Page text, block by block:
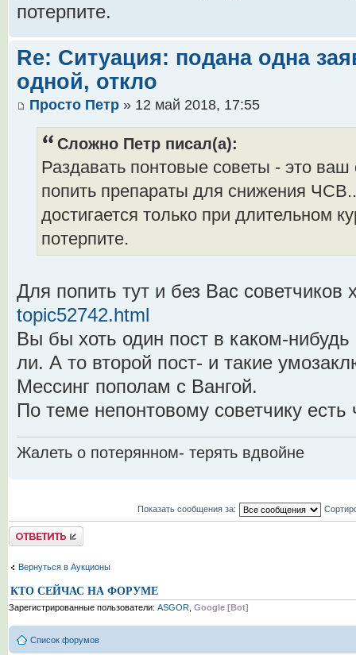
потерпите.
Re: Ситуация: подана одна
одной, откло
Просто Петр » 12 май 2018, 17:55
Сложно Петр писал(а):
Раздавать понтовые советы - это
попить препараты для снижения
достигается только при длительном
потерпите.
Для попить тут и без Вас советчиков
topic52742.html
Вы бы хоть один пост в каком-
ли. А то второй пост- и такие
Мессинг пополам с Вангой.
По теме непонтовому советчику есть
Жалеть о потерянном- терять вдвойне
Показать сообщения за:
Комментировать
Вернуться в Аукционы
КТО СЕЙЧАС НА ФОРУМЕ
Зарегистрированные пользователи: ASGOR Google [Bot]
Список форумов